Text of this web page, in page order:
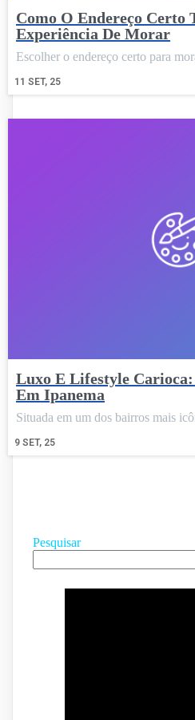
Como O Endereço Certo
Experiência De Morar
11 SET, 25
Escolher o endereço certo para
Luxo E Lifestyle
Em Ipanema
9 SET, 25
Situada em um dos bairros mais
Pesquisar